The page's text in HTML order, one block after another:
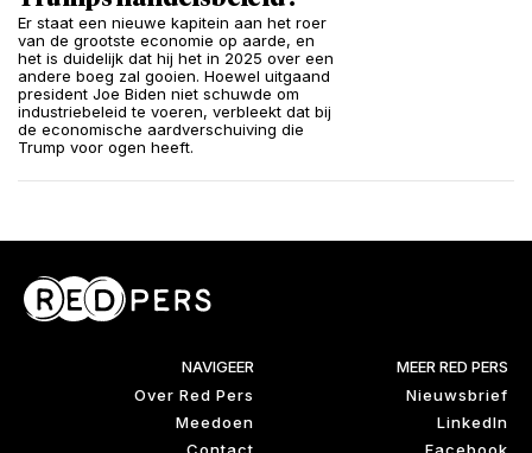
Er staat een nieuwe kapitein aan het roer
van de grootste economie op aarde, en
het is duidelijk dat hij het in 2025 over een
andere boeg zal gooien. Hoewel uitgaand
president Joe Biden niet schuwde om
industriebeleid te voeren, verbleekt dat bij
de economische aardverschuiving die
Trump voor ogen heeft.
NAVIGEER
Over Red Pers
Meedoen
MEER RED PERS
Nieuwsbrief
LinkedIn